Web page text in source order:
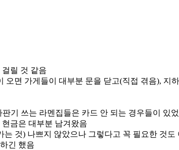
더
큰
기
대
릴 것 같음
면 가게들이 대부분 문을 닫고(직접 겪음), 지
기 쓰는 라멘집들은 카드 안 되는 경우들이 있
금은 대부분 남겨왔음
는 것) 나쁘지 않았으나 그렇다고 꼭 필요한 것도
긴 했음